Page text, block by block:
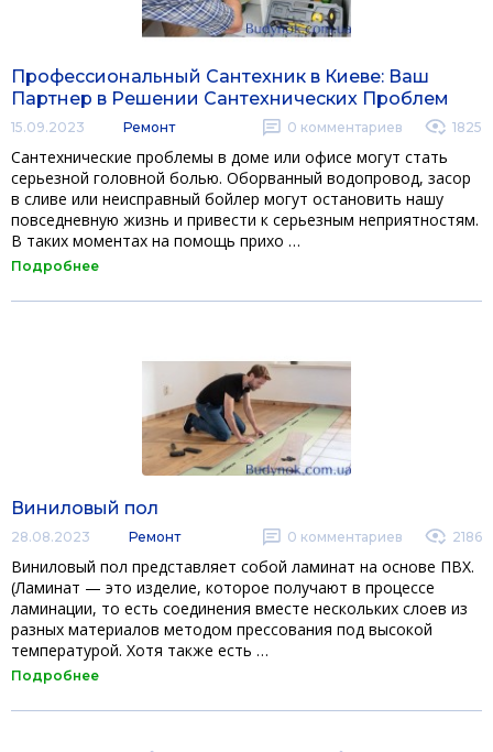
Профессиональный Сантехник в Киеве: Ваш
Партнер в Решении Сантехнических Проблем
15.09.2023 Ремонт 0 комментариев 1825
Сантехнические проблемы в доме или офисе могут стать
серьезной головной болью. Оборванный водопровод, засор
в сливе или неисправный бойлер могут остановить нашу
повседневную жизнь и привести к серьезным неприятностям.
В таких моментах на помощь прихо …
Подробнее
Виниловый пол
28.08.2023 Ремонт 0 комментариев 2186
Виниловый пол представляет собой ламинат на основе ПВХ.
(Ламинат — это изделие, которое получают в процессе
ламинации, то есть соединения вместе нескольких слоев из
разных материалов методом прессования под высокой
температурой. Хотя также есть …
Подробнее